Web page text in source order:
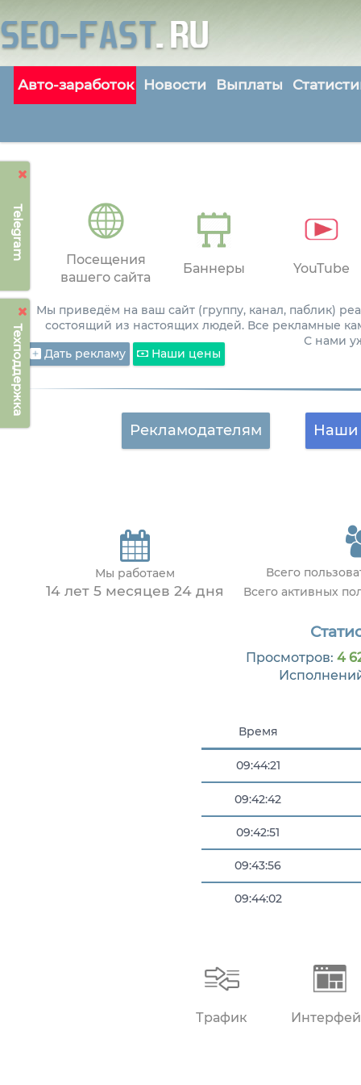
Telegram
Техподдержка
Авто-заработок Новости Выплаты
Посещения
вашего сайта
Баннеры YouTube
Мы приведём на ваш сайт (группу, канал, паблик)
состоящий из настоящих людей. Все рекламные
С нами
Дать рекламу
Наши цены
Рекламодателям Наши
Мы работаем
14 лет 5 месяцев 24 дня
Всего
Всего активных
Просмотров: 4
Время
09:44:21
09:42:42
09:42:51
09:43:56
09:44:02
Трафик